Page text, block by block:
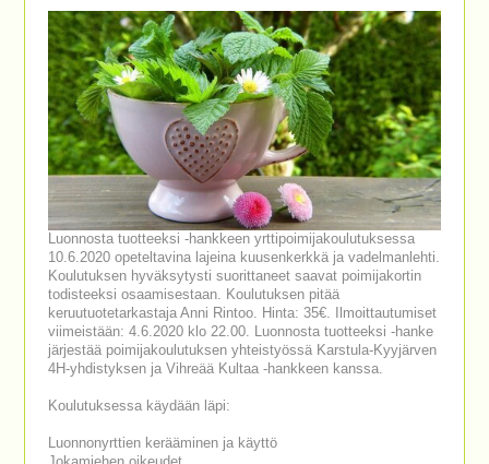
Luonnosta tuotteeksi -hankkeen yrttipoimijakoulutuksessa
10.6.2020 opeteltavina lajeina kuusenkerkkä ja vadelmanlehti.
Koulutuksen hyväksytysti suorittaneet saavat poimijakortin
todisteeksi osaamisestaan. Koulutuksen pitää
keruutuotetarkastaja Anni Rintoo. Hinta: 35€. Ilmoittautumiset
viimeistään: 4.6.2020 klo 22.00. Luonnosta tuotteeksi -hanke
järjestää poimijakoulutuksen yhteistyössä Karstula-Kyyjärven
4H-yhdistyksen ja Vihreää Kultaa -hankkeen kanssa.
Koulutuksessa käydään läpi:
Luonnonyrttien kerääminen ja käyttö